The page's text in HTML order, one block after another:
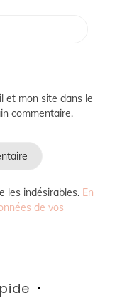
et mon site dans le
commentaire.
les indésirables. En
de vos